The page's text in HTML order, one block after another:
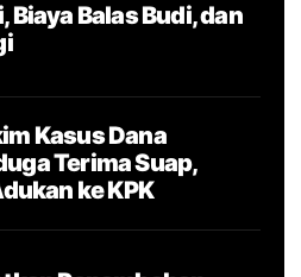
Balas Budi, dan
Kasus Dana
Terima Suap,
ke KPK